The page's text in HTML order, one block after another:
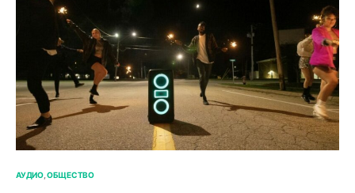
АУДИО ОБЩЕСТВО